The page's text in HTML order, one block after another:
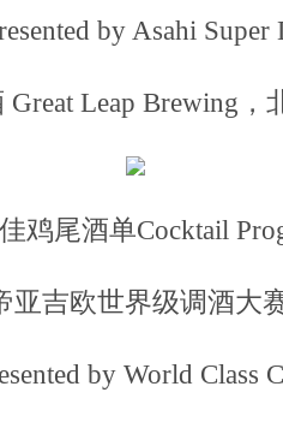
by Asahi Super
Great Leap Brewing，
鸡尾酒单Cocktail
亚吉欧世界级调酒大
by World Class